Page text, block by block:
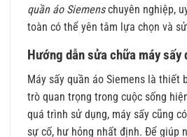
quần áo Siemenschuyên nghiệp,
toàn có thể yên tâm lựa chọn và
Hướng dẫn sửa chữa máy sấy
Máy sấy quần áo Siemens là thiết
trò quan trọng trong cuộc sống
quá trình sử dụng, máy sấy cũng
sự cố, hư hỏng nhất định. Để giúp